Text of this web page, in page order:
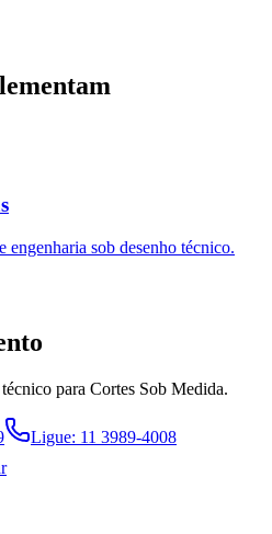
sob desenho técnico.
para Cortes Sob Medida.
Ligue: 11 3989-4008